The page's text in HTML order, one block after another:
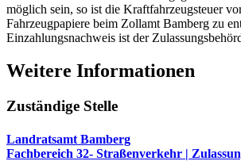
möglich sein, so ist die Kraftfahrzeugsteuer
Fahrzeugpapiere beim Zollamt Bamberg zu
Einzahlungsnachweis ist der
Weitere Informationen
Zuständige Stelle
Landratsamt Bamberg
Fachbereich 32- Straßenverkehr |